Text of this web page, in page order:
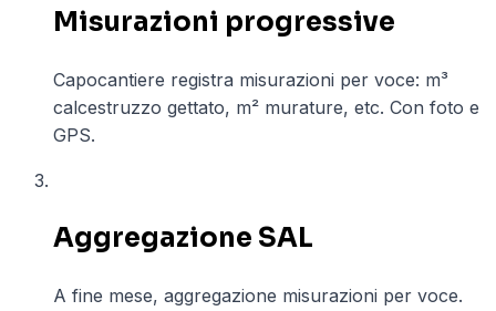
Misurazioni progressive
Capocantiere registra misurazioni per voce: m³
calcestruzzo gettato, m² murature, etc. Con foto e
GPS.
Aggregazione SAL
A fine mese, aggregazione misurazioni per voce.